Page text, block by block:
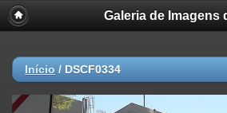
Galeria de Imagens
Início / DSCF0334